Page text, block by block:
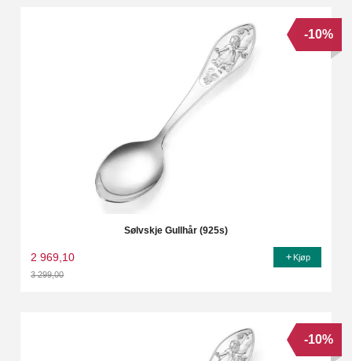
Sølvskje Gullhår (925s)
2 969,10
3 299,00
-10%
Kjøp
-10%